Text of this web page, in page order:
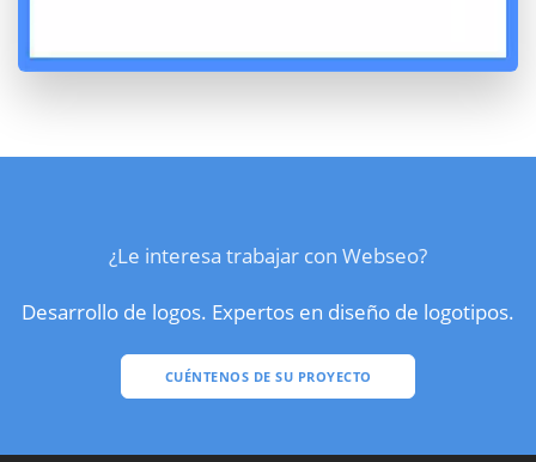
¿Le interesa trabajar con Webseo?
Desarrollo de logos. Expertos en diseño de logotipos.
CUÉNTENOS DE SU PROYECTO